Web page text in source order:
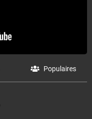
Populaires